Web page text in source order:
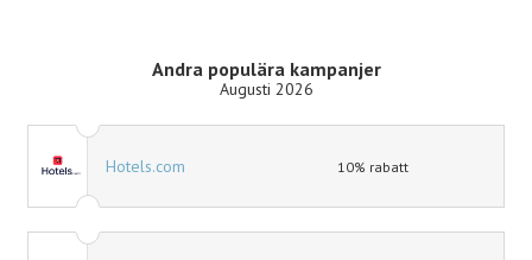
Andra populära kampanjer
Augusti 2026
Hotels.com 10% rabatt